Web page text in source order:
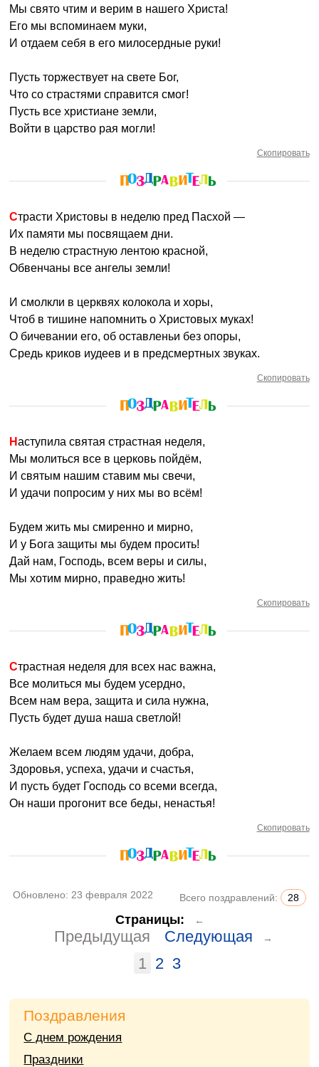
Мы свято чтим и верим в нашего Христа!
Его мы вспоминаем муки,
И отдаем себя в его милосердные руки!
Пусть торжествует на свете Бог,
Что со страстями справится смог!
Пусть все христиане земли,
Войти в царство рая могли!
Скопировать
Страсти Христовы в неделю пред Пасхой —
Их памяти мы посвящаем дни.
В неделю страстную лентою красной,
Обвенчаны все ангелы земли!
И смолкли в церквях колокола и хоры,
Чтоб в тишине напомнить о Христовых муках!
О бичевании его, об оставленьи без опоры,
Средь криков иудеев и в предсмертных звуках.
Скопировать
Наступила святая страстная неделя,
Мы молиться все в церковь пойдём,
И святым нашим ставим мы свечи,
И удачи попросим у них мы во всём!
Будем жить мы смиренно и мирно,
И у Бога защиты мы будем просить!
Дай нам, Господь, всем веры и силы,
Мы хотим мирно, праведно жить!
Скопировать
Страстная неделя для всех нас важна,
Все молиться мы будем усердно,
Всем нам вера, защита и сила нужна,
Пусть будет душа наша светлой!
Желаем всем людям удачи, добра,
Здоровья, успеха, удачи и счастья,
И пусть будет Господь со всеми всегда,
Он наши прогонит все беды, ненастья!
Скопировать
Обновлено: 23 февраля 2022 Всего поздравлений: 28
Страницы: ←
Предыдущая Следующая →
1 2 3
Поздравления
С днем рождения
Праздники